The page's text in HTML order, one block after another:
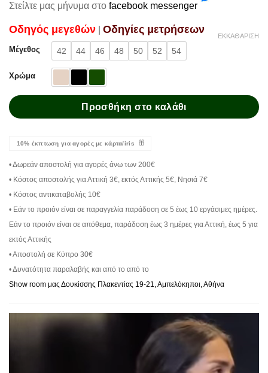
Στείλτε μας μήνυμα στο facebook messenger
Oδηγός μεγεθών Oδηγίες μετρήσεων
Μέγεθος 42 44 46 48 50 52 54
Χρώμα
ΕΚΚΑΘΆΡΙΣΗ
Προσθήκη στο καλάθι
10% έκπτωση για αγορές με κάρτα/iris
• Δωρεάν αποστολή για αγορές άνω των 200€
• Κόστος αποστολής για Αττική 3€, εκτός Αττικής 5€, Νησιά 7€
• Κόστος αντικαταβολής 10€
• Εάν το προιόν είναι σε παραγγελία παράδοση σε 5 έως 10 εργάσιμες ημέρες.
Εάν το προιόν είναι σε απόθεμα, παράδοση έως 3 ημέρες για Αττική, έως 5 για
εκτός Αττικής
• Αποστολή σε Κύπρο 30€
• Δυνατότητα παραλαβής και από το από το
Show room μας Δουκίσσης Πλακεντίας 19-21, Αμπελόκηποι, Αθήνα